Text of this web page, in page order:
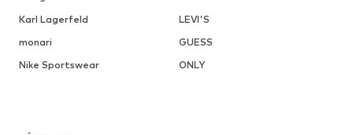
Karl Lagerfeld
LEVI'S
monari
GUESS
Nike Sportswear
ONLY